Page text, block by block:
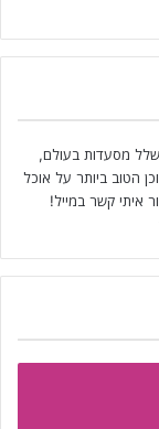
מסעדות בעולם,
הטוב ביותר על אוכל
איתי קשר במייל!